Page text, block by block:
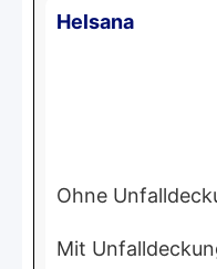
Helsana
Ohne
Mit